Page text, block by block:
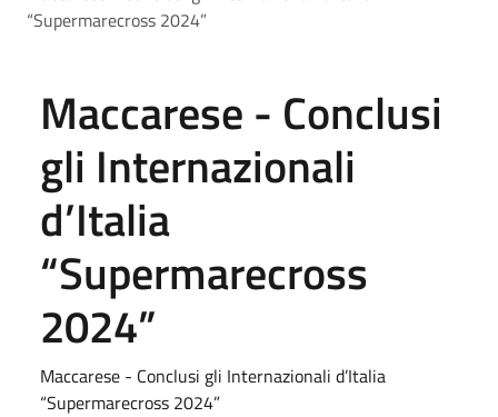
“Supermarecross 2024”
Maccarese - Conclusi
gli Internazionali
d’Italia
“Supermarecross
2024”
Maccarese - Conclusi gli Internazionali d’Italia
“Supermarecross 2024”